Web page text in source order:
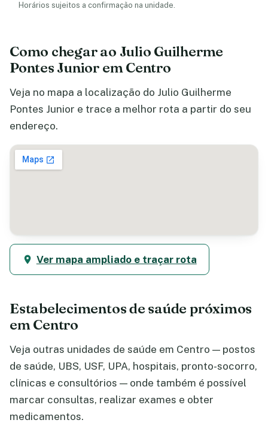
Horários sujeitos a confirmação na unidade.
Como chegar ao Julio Guilherme
Pontes Junior em Centro
Veja no mapa a localização do Julio Guilherme
Pontes Junior e trace a melhor rota a partir do seu
endereço.
Ver mapa ampliado e traçar rota
Estabelecimentos de saúde próximos
em Centro
Veja outras unidades de saúde em Centro — postos
de saúde, UBS, USF, UPA, hospitais, pronto-socorro,
clínicas e consultórios — onde também é possível
marcar consultas, realizar exames e obter
medicamentos.